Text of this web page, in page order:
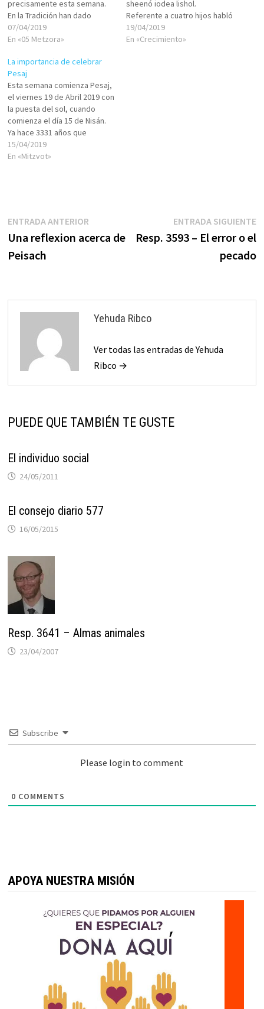
precisamente esta semana.
En la Tradición han dado
diversos motivos para
denominarlo de esta manera,
al final de la haftará que
corresponde a este día
especial encontramos la
siguiente famosa
frase:«הִנֵּ֤ה…
07/04/2019
En «05 Metzora»
sheenó iodea lishol.
Referente a cuatro hijos habló
la Torá: uno sabio, uno
malvado, uno simple y uno
19/04/2019
En «Crecimiento»
La importancia de celebrar
Pesaj
Esta semana comienza Pesaj,
el viernes 19 de Abril 2019 con
la puesta del sol, cuando
comienza el día 15 de Nisán.
Ya hace 3331 años que
celebramos este especial
tiempo de santidad, de
15/04/2019
En «Mitzvot»
Navegación
de
ENTRADA ANTERIOREntrada
anterior:
Una reflexion acerca de
Peisach
ENTRADA SIGUIENTE
Resp. 3593 – El error o el
pecado
Yehuda Ribco
Ver todas las entradas de Yehuda
Ribco →
PUEDE QUE TAMBIÉN TE GUSTE
El individuo social
24/05/2011
El consejo diario 577
16/05/2015
Resp. 3641 – Almas animales
23/04/2007
Subscribe
Please login to comment
0 COMMENTS
APOYA NUESTRA MISIÓN